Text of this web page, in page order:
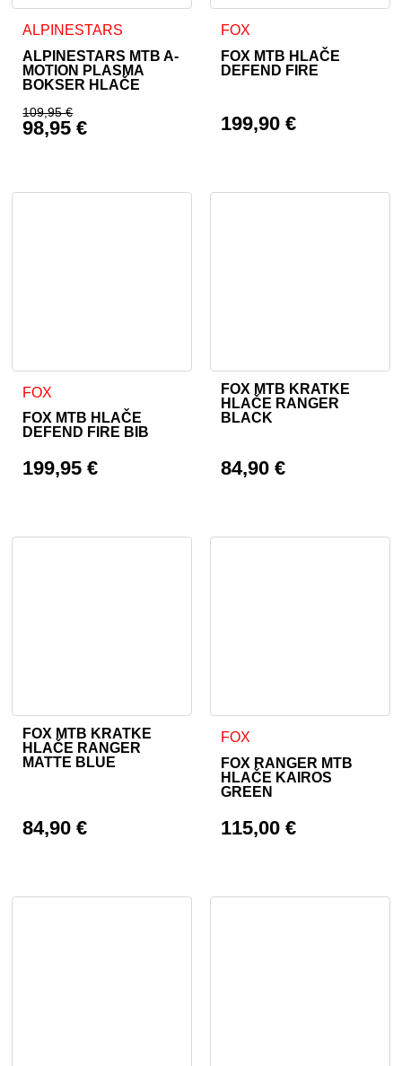
ALPINESTARS
ALPINESTARS MTB A-
MOTION PLASMA
BOKSER HLAČE
109,95€
Izvirna cena je bila: 109,95 €.
98,95€
Ta izdelek ima več različic. Možnosti lahko izberete na
FOX
FOX MTB HLAČE
DEFEND FIRE
199,90 €
Ta izdelek ima več različic.
FOX
FOX MTB HLAČE
DEFEND FIRE BIB
199,95€
Ta izdelek ima več različic. Možnosti lahko izberete na
FOX MTB KRATKE
HLAČE RANGER
BLACK
84,90 €
Ta izdelek ima več različic.
FOX MTB KRATKE
HLAČE RANGER
MATTE BLUE
84,90€
Ta izdelek ima več različic. Možnosti lahko izberete na
FOX
FOX RANGER MTB
HLAČE KAIROS
GREEN
115,00 €
Ta izdelek ima več različic.